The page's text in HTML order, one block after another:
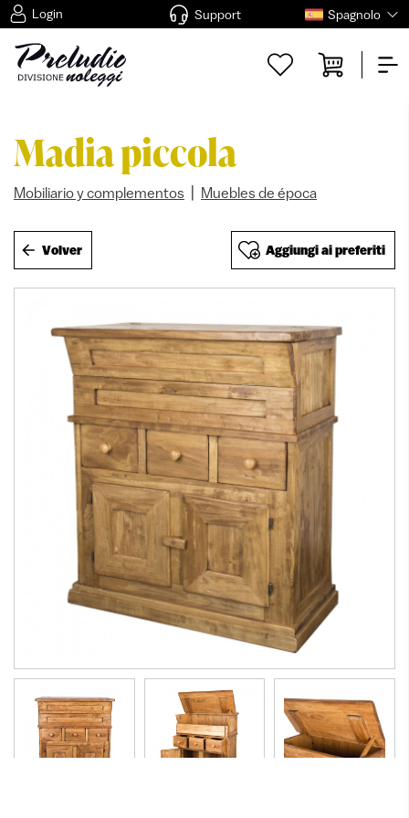
Login Support Spagnolo
Madia piccola
Mobiliario y complementos Muebles de época
Volver Aggiungi ai preferiti